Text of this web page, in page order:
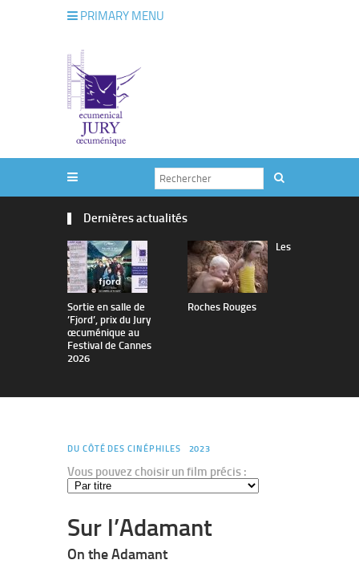
PRIMARY MENU
Dernières actualités
Sortie en salle de
’Fjord’, prix du Jury
œcuménique au
Festival de Cannes
2026
Les
Roches Rouges
DU CÔTÉ DES CINÉPHILES 2023
Vous pouvez choisir un film précis :
Sur l’Adamant
On the Adamant